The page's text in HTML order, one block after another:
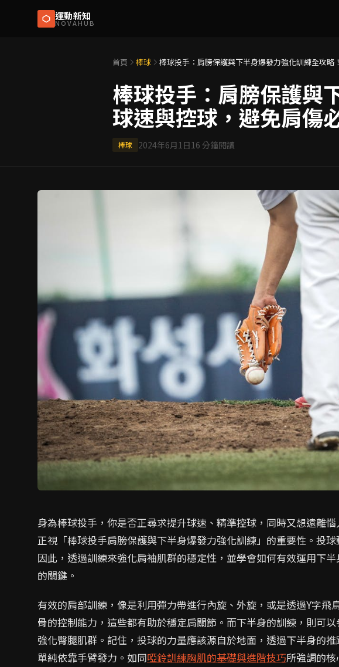
運動新知
NOVAHUB
首頁 棒球 棒球投手：肩膀保護與下半身爆發力強化訓練全攻略
棒球投手：肩膀保護與
球速與控球，避免肩傷
棒球 2024年6月1日16 分鐘閱讀
身為棒球投手，你是否正尋求提升球速、精準控球，同時又想遠離
正視「棒球投手肩膀保護與下半身爆發力強化訓練」的重要性。投
因此，透過訓練來強化肩袖肌群的穩定性，並學會如何有效運用下
的關鍵。
有效的肩部訓練，像是利用彈力帶進行內旋、外旋，或是透過Y字
骨的控制能力，這些都有助於穩定肩關節。而下半身的訓練，則可
強化臀腿肌群。記住，投球的力量應該源自於地面，透過下半身的
單純依靠手臂發力。如同啞鈴訓練胸肌的基礎與進階技巧所強調的